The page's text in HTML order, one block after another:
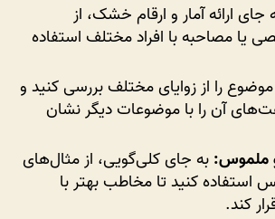
جای ارائه آمار و ارقام خشک، از
یا مصاحبه با افراد مختلف استفاده
موضوع را از زوایای مختلف بررسی کنید و
آن را با موضوعات دیگر نشان
ملموس: به جای کلی‌گویی، از مثال‌های
استفاده کنید تا مخاطب بهتر با
کند.